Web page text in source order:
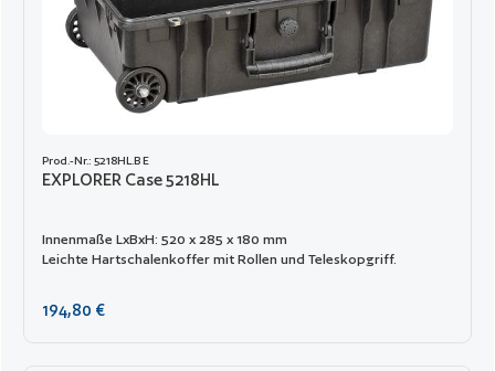
Prod.-Nr.: 5218HL.B E
EXPLORER Case 5218HL
Innenmaße LxBxH: 520 x 285 x 180 mm
Leichte Hartschalenkoffer mit Rollen und Teleskopgriff.
Regulärer Preis:
194,80 €